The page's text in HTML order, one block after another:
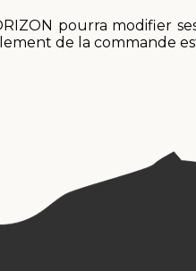
pourra modifier
de la commande